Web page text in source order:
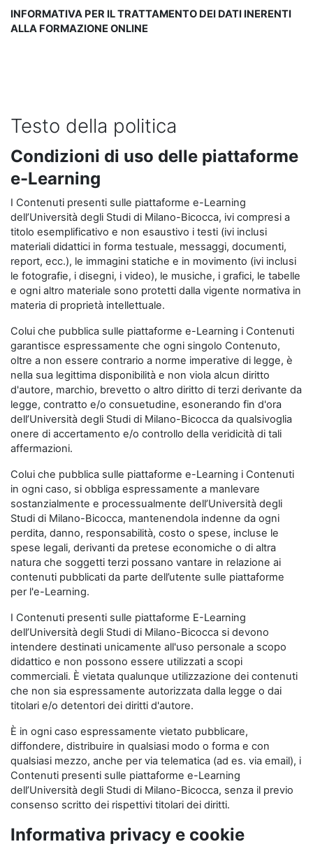
INFORMATIVA PER IL TRATTAMENTO DEI DATI INERENTI
ALLA FORMAZIONE ONLINE
Testo della politica
Condizioni di uso delle piattaforme
e-Learning
I Contenuti presenti sulle piattaforme e-Learning
dell’Università degli Studi di Milano-Bicocca, ivi compresi a
titolo esemplificativo e non esaustivo i testi (ivi inclusi
materiali didattici in forma testuale, messaggi, documenti,
report, ecc.), le immagini statiche e in movimento (ivi inclusi
le fotografie, i disegni, i video), le musiche, i grafici, le tabelle
e ogni altro materiale sono protetti dalla vigente normativa in
materia di proprietà intellettuale.
Colui che pubblica sulle piattaforme e-Learning i Contenuti
garantisce espressamente che ogni singolo Contenuto,
oltre a non essere contrario a norme imperative di legge, è
nella sua legittima disponibilità e non viola alcun diritto
d'autore, marchio, brevetto o altro diritto di terzi derivante da
legge, contratto e/o consuetudine, esonerando fin d'ora
dell’Università degli Studi di Milano-Bicocca da qualsivoglia
onere di accertamento e/o controllo della veridicità di tali
affermazioni.
Colui che pubblica sulle piattaforme e-Learning i Contenuti
in ogni caso, si obbliga espressamente a manlevare
sostanzialmente e processualmente dell’Università degli
Studi di Milano-Bicocca, mantenendola indenne da ogni
perdita, danno, responsabilità, costo o spese, incluse le
spese legali, derivanti da pretese economiche o di altra
natura che soggetti terzi possano vantare in relazione ai
contenuti pubblicati da parte dell’utente sulle piattaforme
per l'e-Learning.
I Contenuti presenti sulle piattaforme E-Learning
dell’Università degli Studi di Milano-Bicocca si devono
intendere destinati unicamente all'uso personale a scopo
didattico e non possono essere utilizzati a scopi
commerciali. È vietata qualunque utilizzazione dei contenuti
che non sia espressamente autorizzata dalla legge o dai
titolari e/o detentori dei diritti d'autore.
È in ogni caso espressamente vietato pubblicare,
diffondere, distribuire in qualsiasi modo o forma e con
qualsiasi mezzo, anche per via telematica (ad es. via email), i
Contenuti presenti sulle piattaforme e-Learning
dell’Università degli Studi di Milano-Bicocca, senza il previo
consenso scritto dei rispettivi titolari dei diritti.
Informativa privacy e cookie